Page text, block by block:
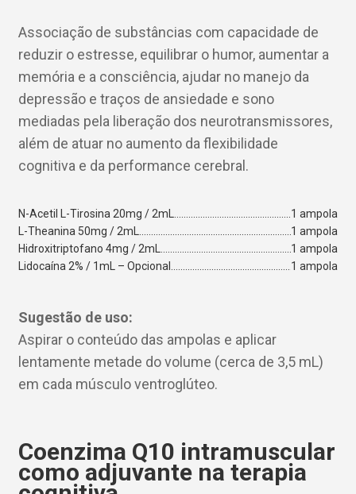
Associação de substâncias com capacidade de
reduzir o estresse, equilibrar o humor, aumentar a
memória e a consciência, ajudar no manejo da
depressão e traços de ansiedade e sono
mediadas pela liberação dos neurotransmissores,
além de atuar no aumento da flexibilidade
cognitiva e da performance cerebral.
N-Acetil L-Tirosina 20mg / 2mL
1 ampola
L-Theanina 50mg / 2mL
1 ampola
Hidroxitriptofano 4mg / 2mL
1 ampola
Lidocaína 2% / 1mL – Opcional
1 ampola
Sugestão de uso:
Aspirar o conteúdo das ampolas e aplicar
lentamente metade do volume (cerca de 3,5 mL)
em cada músculo ventroglúteo.
Coenzima Q10 intramuscular
como adjuvante na terapia